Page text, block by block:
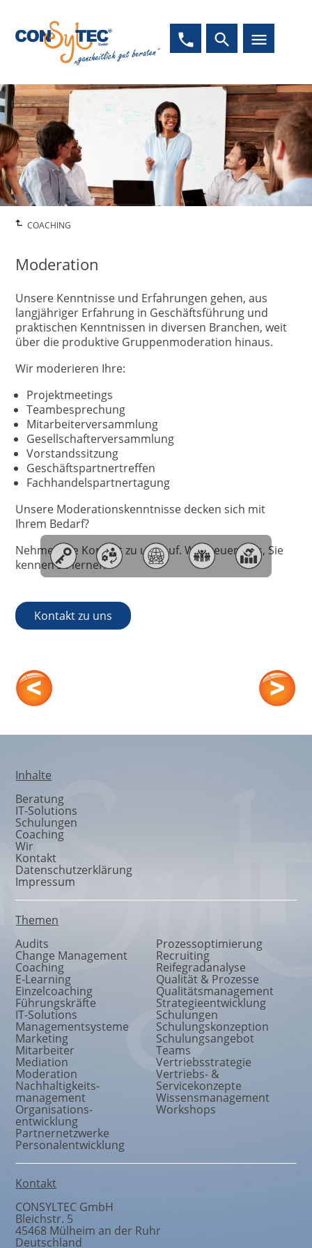
phone search menu
COACHING
Moderation
Unsere Kenntnisse und Erfahrungen gehen, aus
langjähriger Erfahrung in Geschäftsführung und
praktischen Kenntnissen in diversen Branchen, weit
über die produktive Gruppenmoderation hinaus.
Wir moderieren Ihre:
Projektmeetings
Teambesprechung
Mitarbeiterversammlung
Gesellschafterversammlung
Vorstandssitzung
Geschäftspartnertreffen
Fachhandelspartnertagung
Unsere Moderationskenntnisse decken sich mit
Ihrem Bedarf?
Nehmen Sie Kontakt zu uns auf. Wir freuen uns, Sie
kennen zu lernen.
Kontakt zu uns
Inhalte
Beratung
IT-Solutions
Schulungen
Coaching
Wir
Kontakt
Datenschutzerklärung
Impressum
Themen
Audits
Change Management
Coaching
E-Learning
Einzelcoaching
Führungskräfte
IT-Solutions
Managementsysteme
Marketing
Mitarbeiter
Mediation
Moderation
Nachhaltigkeits-
management
Organisations-
entwicklung
Partnernetzwerke
Personalentwicklung
Prozessoptimierung
Recruiting
Reifegradanalyse
Qualität & Prozesse
Qualitätsmanagement
Strategieentwicklung
Schulungen
Schulungskonzeption
Schulungsangebot
Teams
Vertriebsstrategie
Vertriebs- &
Servicekonzepte
Wissensmanagement
Workshops
Kontakt
CONSYLTEC GmbH
Bleichstr. 5
45468 Mülheim an der Ruhr
Deutschland